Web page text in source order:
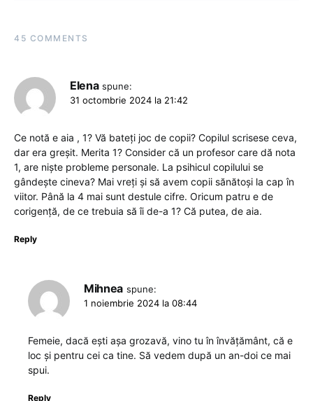
45 COMMENTS
Elena spune:
31 octombrie 2024 la 21:42
Ce notă e aia , 1? Vă bateți joc de copii? Copilul scrisese ceva,
dar era greșit. Merita 1? Consider că un profesor care dă nota
1, are niște probleme personale. La psihicul copilului se
gândește cineva? Mai vreți și să avem copii sănătoși la cap în
viitor. Până la 4 mai sunt destule cifre. Oricum patru e de
corigență, de ce trebuia să îi de-a 1? Că putea, de aia.
Reply
Mihnea spune:
1 noiembrie 2024 la 08:44
Femeie, dacă ești așa grozavă, vino tu în învățământ, că e
loc și pentru cei ca tine. Să vedem după un an-doi ce mai
spui.
Reply